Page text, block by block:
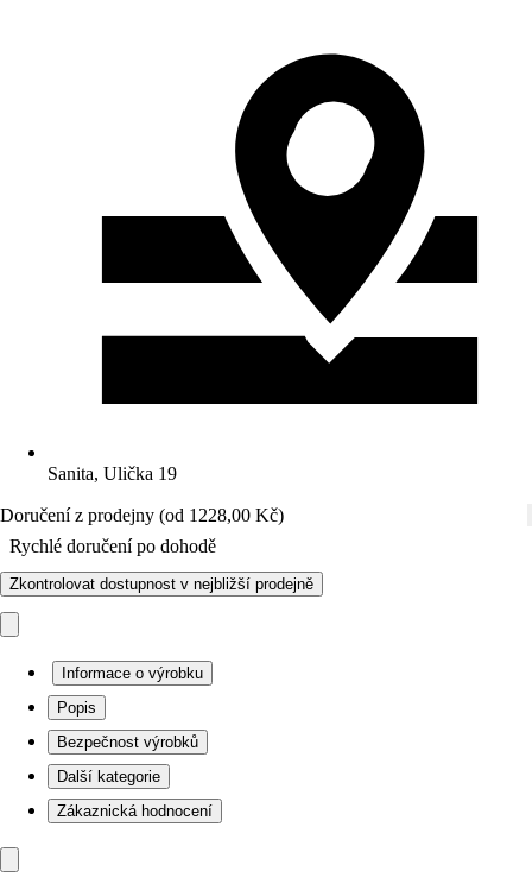
Sanita, Ulička 19
Doručení z prodejny (od 1228,00 Kč)
Rychlé doručení po dohodě
Zkontrolovat dostupnost v nejbližší prodejně
Informace o výrobku
Popis
Bezpečnost výrobků
Další kategorie
Zákaznická hodnocení